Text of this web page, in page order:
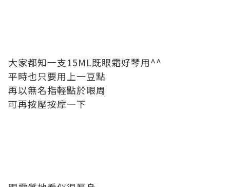
大家都知一支15ML既眼霜好琴用^^
平時也只要用上一豆點
再以無名指輕點於眼周
可再按壓按摩一下